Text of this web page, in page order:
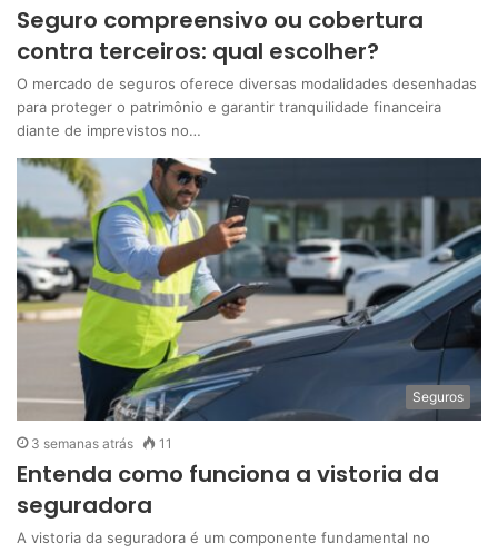
Seguro compreensivo ou cobertura
contra terceiros: qual escolher?
O mercado de seguros oferece diversas modalidades desenhadas
para proteger o patrimônio e garantir tranquilidade financeira
diante de imprevistos no…
Seguros
3 semanas atrás 11
Entenda como funciona a vistoria da
seguradora
A vistoria da seguradora é um componente fundamental no